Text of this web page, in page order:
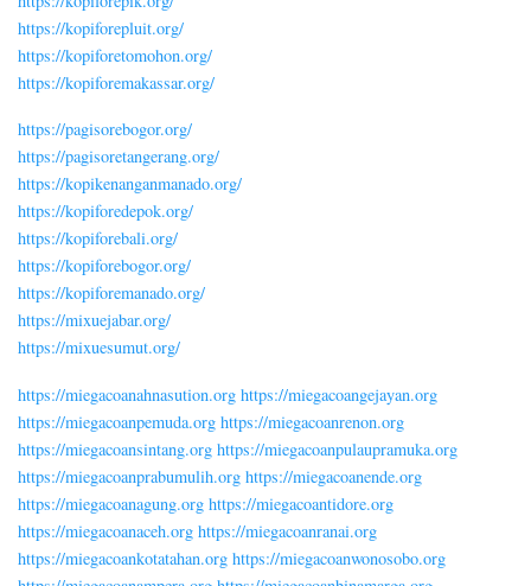
https://kopiforepluit.org/
https://kopiforetomohon.org/
https://kopiforemakassar.org/
https://pagisorebogor.org/
https://pagisoretangerang.org/
https://kopikenanganmanado.org/
https://kopiforedepok.org/
https://kopiforebali.org/
https://kopiforebogor.org/
https://kopiforemanado.org/
https://mixuejabar.org/
https://mixuesumut.org/
https://miegacoanahnasution.org https://miegacoangejayan.org
https://miegacoanpemuda.org https://miegacoanrenon.org
https://miegacoansintang.org https://miegacoanpulaupramuka.org
https://miegacoanprabumulih.org https://miegacoanende.org
https://miegacoanagung.org https://miegacoantidore.org
https://miegacoanaceh.org https://miegacoanranai.org
https://miegacoankotatahan.org https://miegacoanwonosobo.org